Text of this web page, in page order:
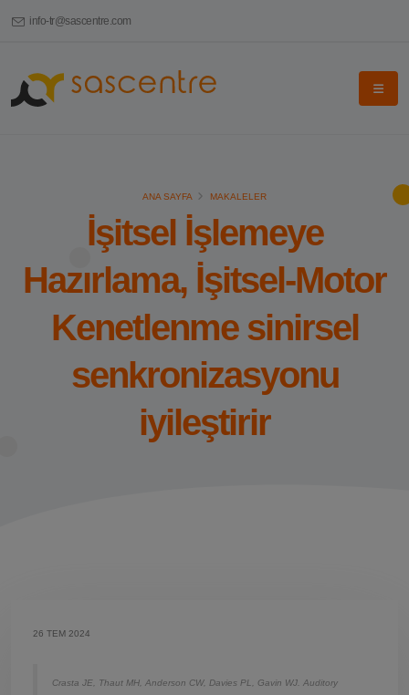
info-tr@sascentre.com
ANA SAYFA MAKALELER
İşitsel İşlemeye
Hazırlama, İşitsel-Motor
Kenetlenme sinirsel
senkronizasyonu
iyileştirir
26 TEM 2024
Crasta JE, Thaut MH, Anderson CW, Davies PL, Gavin WJ. Auditory